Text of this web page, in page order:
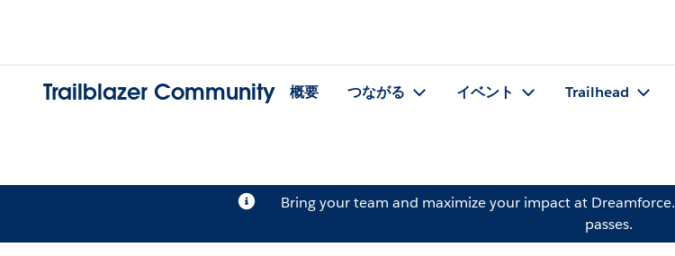
Trailblazer Community 概要 つながる イベント Trailhead
Bring your team and maximize your impact at Dreamforce.
passes.